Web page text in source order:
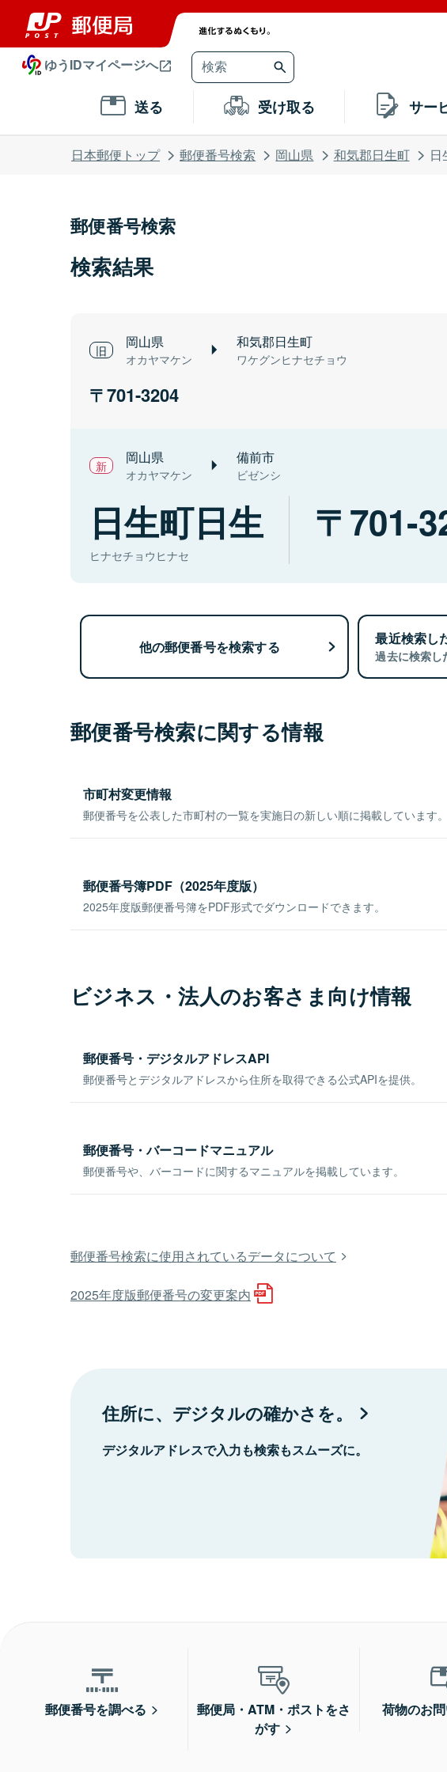
ゆうIDマイページへ
送る 受け取る サー
日本郵便トップ 郵便番号検索 岡山県 和気郡日生町 日
郵便番号検索
検索結果
岡山県
オカヤマケン
和気郡日生町
ワケグンヒナセチョウ
701-3204
岡山県
オカヤマケン
備前市
ビゼンシ
日生町日生
ヒナセチョウヒナセ
701-
他の郵便番号を検索する 最近検索し
過去に検索し
郵便番号検索に関する情報
市町村変更情報
郵便番号を公表した市町村の一覧を実施日の新しい順に掲載しています。
郵便番号簿PDF（2025年度版）
2025年度版郵便番号簿をPDF形式でダウンロードできます。
ビジネス・法人のお客さま向け情報
郵便番号・デジタルアドレスAPI
郵便番号とデジタルアドレスから住所を取得できる公式APIを提供。
郵便番号・バーコードマニュアル
郵便番号や、バーコードに関するマニュアルを掲載しています。
郵便番号検索に使用されているデータについて
2025年度版郵便番号の変更案内
住所に、デジタルの確かさを。
デジタルアドレスで入力も検索もスムーズに。
郵便番号を調べる
郵便局・ATM・ポストをさ
がす
荷物のお